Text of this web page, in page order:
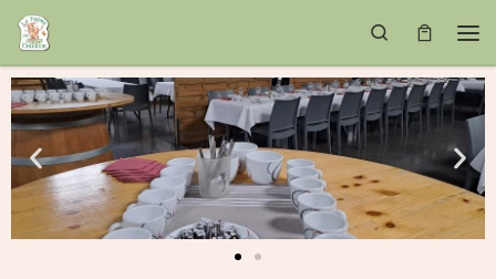
PASSER AU CONTENU SEARCH